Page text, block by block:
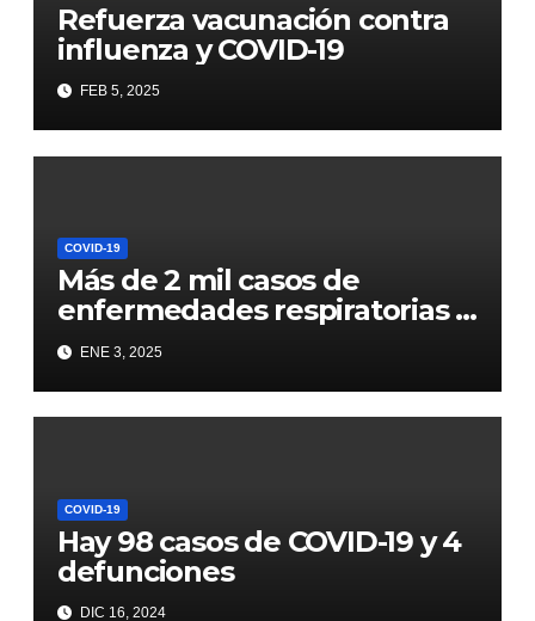
Refuerza vacunación contra
influenza y COVID-19
FEB 5, 2025
COVID-19
Más de 2 mil casos de
enfermedades respiratorias y
4 defunciones por COVID-19
ENE 3, 2025
COVID-19
Hay 98 casos de COVID-19 y 4
defunciones
DIC 16, 2024